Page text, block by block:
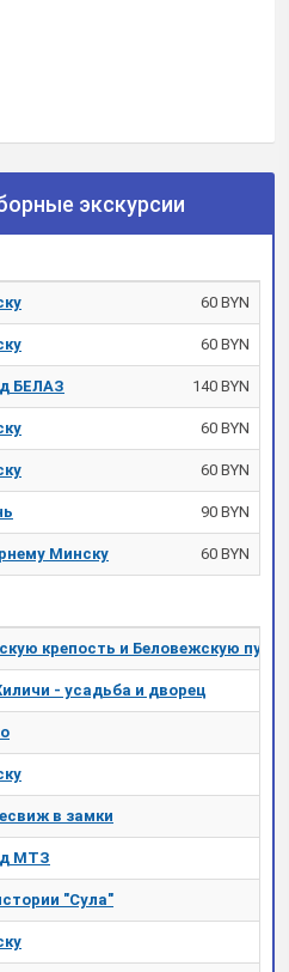
экскурсии
60 BYN
60 BYN
БЕЛАЗ 140 BYN
60 BYN
60 BYN
90 BYN
Минску 60 BYN
крепость и Беловежскую пущу
- усадьба и дворец
в замки
МТЗ
"Сула"